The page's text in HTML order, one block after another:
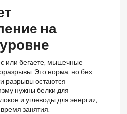
на
или бегаете, мышечные
Это норма, но без
разрывы остаются
нужны белки для
и углеводы для энергии,
занятия.